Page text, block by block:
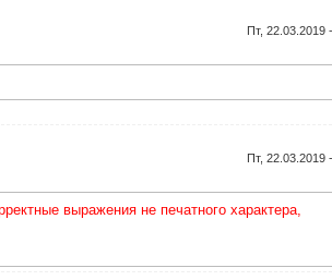
Пт, 22.03.2019
Пт, 22.03.2019
выражения не печатного характера,